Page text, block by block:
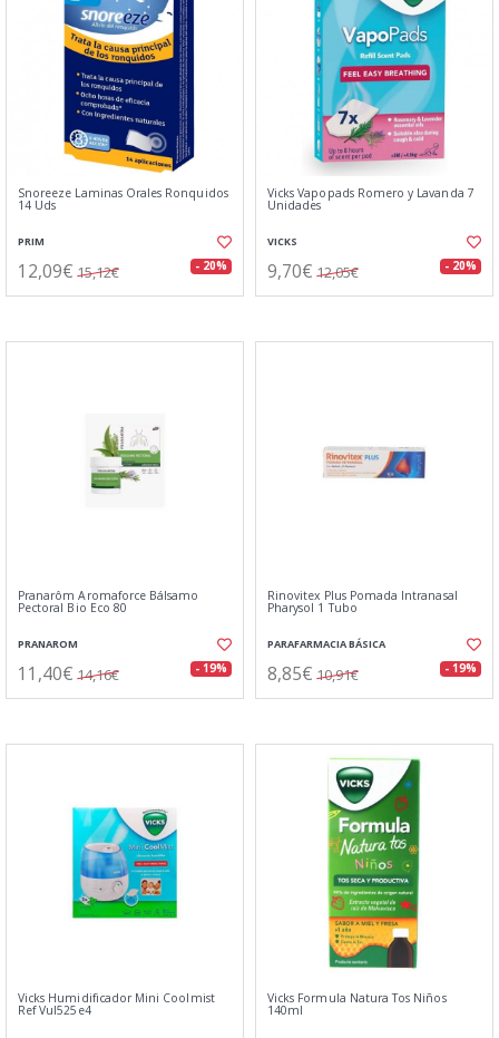
Snoreeze Laminas Orales Ronquidos
14 Uds
PRIM
12,09€ 15,12€ - 20%
Vicks Vapopads Romero y Lavanda 7
Unidades
VICKS
9,70€ 12,05€ - 20%
Pranarôm Aromaforce Bálsamo
Pectoral Bio Eco 80
PRANAROM
11,40€ 14,16€ - 19%
Rinovitex Plus Pomada Intranasal
Pharysol 1 Tubo
PARAFARMACIA BÁSICA
8,85€ 10,91€ - 19%
Vicks Humidificador Mini Coolmist
Ref Vul525e4
Vicks Formula Natura Tos Niños
140ml